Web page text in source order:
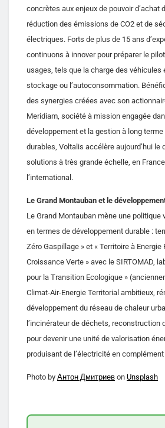
concrètes aux enjeux de pouvoir d’achat
réduction des émissions de CO2 et de
électriques. Forts de plus de 15 ans
continuons à innover pour préparer le
usages, tels que la charge des véhicules
stockage ou l’autoconsommation.
des synergies créées avec son
Meridiam, société à mission engagée
développement et la gestion à long
durables, Voltalis accélère aujourd’hui le
solutions à très grande échelle, en
l’international.
Le Grand Montauban et le
Le Grand Montauban mène une politique
en termes de développement durable :
Zéro Gaspillage » et « Territoire à Energie
Croissance Verte » avec le SIRTOMAD,
pour la Transition Ecologique »
Climat-Air-Energie Territorial ambitieux,
développement du réseau de chaleur
l’incinérateur de déchets, reconstruction
pour devenir une unité de valorisation
produisant de l’électricité en complément
Photo by Антон Дмитриев on Unsplash